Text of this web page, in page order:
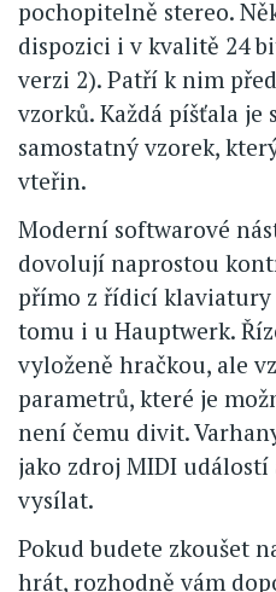
pochopitelně stereo.
dispozici i v kvalitě 24
verzi 2). Patří k nim
vzorků. Každá píšťala
samostatný vzorek,
vteřin.
Moderní softwarové
dovolují naprostou
přímo z řídicí klaviatury
tomu i u Hauptwerk.
vyloženě hračkou, ale
parametrů, které je
není čemu divit.
jako zdroj MIDI událostí
vysílat.
Pokud budete zkoušet
hrát, rozhodně vám